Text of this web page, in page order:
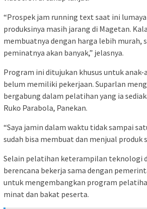
“Prospek jam running text saat ini
produksinya masih jarang di Magetan.
membuatnya dengan harga lebih murah,
peminatnya akan banyak,” jelasnya.
Program ini ditujukan khusus untuk
belum memiliki pekerjaan. Suparlan
bergabung dalam pelatihan yang ia
Ruko Parabola, Panekan.
“Saya jamin dalam waktu tidak sampai
sudah bisa membuat dan menjual produk
Selain pelatihan keterampilan teknologi
berencana bekerja sama dengan
untuk mengembangkan program
minat dan bakat peserta.